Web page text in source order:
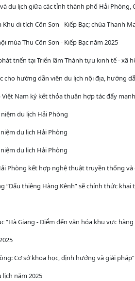
du lịch giữa các tỉnh thành phố Hải Phòng,
di tích Côn Sơn - Kiếp Bạc; chùa Thanh
mùa Thu Côn Sơn - Kiếp Bạc năm 2025
triển tại Triển lãm Thành tựu kinh tế - xã
cho hướng dẫn viên du lịch nội địa, hướng
Nam ký kết thỏa thuận hợp tác đẩy
du lịch Hải Phòng
du lịch Hải Phòng
du lịch Hải Phòng
Phòng kết hợp nghệ thuật truyền thống và
“Dấu thiêng Hàng Kênh” sẽ chính thức khai
“Hà Giang - Điểm đến văn hóa khu vực hàng
Cơ sở khoa học, định hướng và giải pháp”
năm 2025